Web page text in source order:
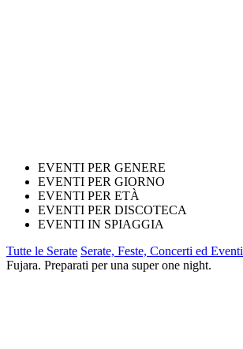
EVENTI PER GENERE
EVENTI PER GIORNO
EVENTI PER ETÀ
EVENTI PER DISCOTECA
EVENTI IN SPIAGGIA
Tutte le Serate Serate, Feste, Concerti ed Eventi
Fujara. Preparati per una super one night.